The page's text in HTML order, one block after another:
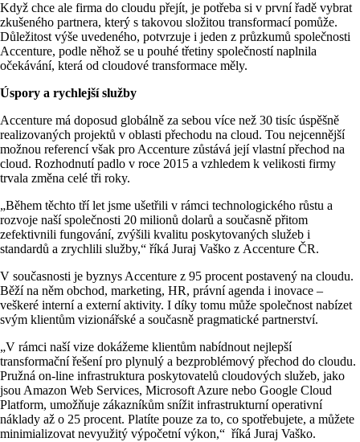
Když chce ale firma do cloudu přejít, je potřeba si v první řadě vybrat
zkušeného partnera, který s takovou složitou transformací pomůže.
Důležitost výše uvedeného, potvrzuje i jeden z průzkumů společnosti
Accenture, podle něhož se u pouhé třetiny společností naplnila
očekávání, která od cloudové transformace měly.
Úspory a rychlejší služby
Accenture má doposud globálně za sebou více než 30 tisíc úspěšně
realizovaných projektů v oblasti přechodu na cloud. Tou nejcennější
možnou referencí však pro Accenture zůstává její vlastní přechod na
cloud. Rozhodnutí padlo v roce 2015 a vzhledem k velikosti firmy
trvala změna celé tři roky.
„Během těchto tří let jsme ušetřili v rámci technologického růstu a
rozvoje naší společnosti 20 milionů dolarů a současně přitom
zefektivnili fungování, zvýšili kvalitu poskytovaných služeb i
standardů a zrychlili služby,“ říká Juraj Vaško z Accenture ČR.
V současnosti je byznys Accenture z 95 procent postavený na cloudu.
Běží na něm obchod, marketing, HR, právní agenda i inovace –
veškeré interní a externí aktivity. I díky tomu může společnost nabízet
svým klientům vizionářské a současně pragmatické partnerství.
„V rámci naší vize dokážeme klientům nabídnout nejlepší
transformační řešení pro plynulý a bezproblémový přechod do cloudu.
Pružná on‑line infrastruktura poskytovatelů cloudových služeb, jako
jsou Amazon Web Services, Microsoft Azure nebo Google Cloud
Platform, umožňuje zákazníkům snížit infrastrukturní operativní
náklady až o 25 procent. Platíte pouze za to, co spotřebujete, a můžete
minimializovat nevyužitý výpočetní výkon,“ říká Juraj Vaško.